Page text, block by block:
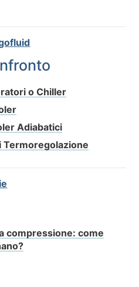
o Chiller
Adiabatici
Termoregolazione
compressione: come